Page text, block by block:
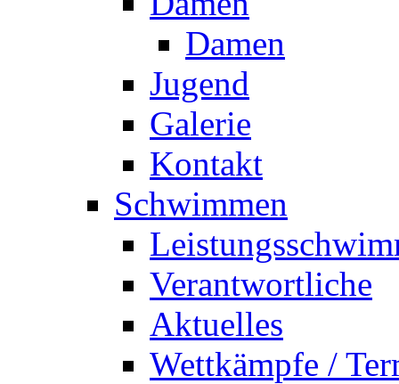
Damen
Jugend
Galerie
Kontakt
Schwimmen
Verantwortliche
Aktuelles
Wettkämpfe /